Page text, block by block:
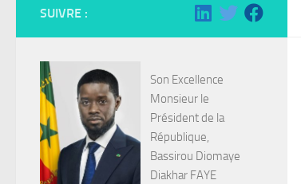
SUIVRE :
Son Excellence
Monsieur le
Président de la
République,
Bassirou Diomaye
Diakhar FAYE